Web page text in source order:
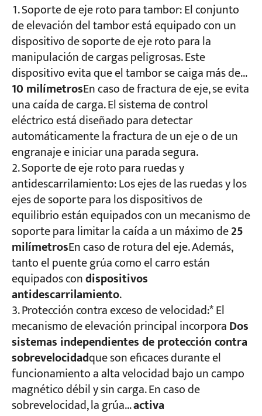
Soporte de eje roto para tambor: El conjunto
de elevación del tambor está equipado con un
dispositivo de soporte de eje roto para la
manipulación de cargas peligrosas. Este
dispositivo evita que el tambor se caiga más de...
10 milímetrosEn caso de fractura de eje, se evita
una caída de carga. El sistema de control
eléctrico está diseñado para detectar
automáticamente la fractura de un eje o de un
engranaje e iniciar una parada segura.
Soporte de eje roto para ruedas y
antidescarrilamiento: Los ejes de las ruedas y los
ejes de soporte para los dispositivos de
equilibrio están equipados con un mecanismo de
soporte para limitar la caída a un máximo de25
milímetrosEn caso de rotura del eje. Además,
tanto el puente grúa como el carro están
equipados condispositivos
antidescarrilamiento.
Protección contra exceso de velocidad:* El
mecanismo de elevación principal incorporaDos
sistemas independientes de protección contra
sobrevelocidadque son eficaces durante el
funcionamiento a alta velocidad bajo un campo
magnético débil y sin carga. En caso de
sobrevelocidad, la grúa...activa